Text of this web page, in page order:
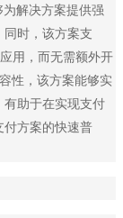
解决方案提供强
时，该方案支
用，而无需额外开
性，该方案能够实
有助于在实现支付
付方案的快速普